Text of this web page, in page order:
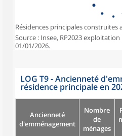
Résidences principales construites
Source : Insee, RP2023
01/01/2026.
LOG T9 - Ancienneté
résidence principale en
Ancienneté
d'emménagement
Nombre
de
ménages